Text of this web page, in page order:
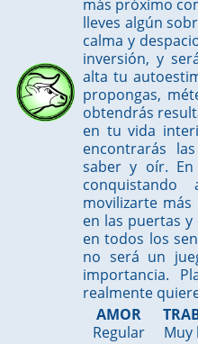
más próximo
lleves algún
calma y
inversión, y
alta tu
propongas,
obtendrás
en tu vida
encontrarás
saber y oír.
movilizarte
en las puertas
en todos los
no será un
importancia.
realmente
AMOR
Regular
Muy